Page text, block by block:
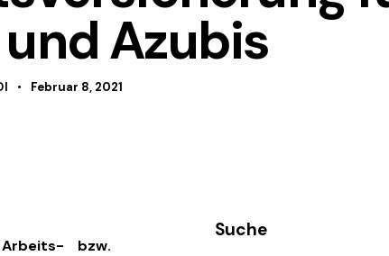
Azubis
Februar 8, 2021
bzw.
Suche